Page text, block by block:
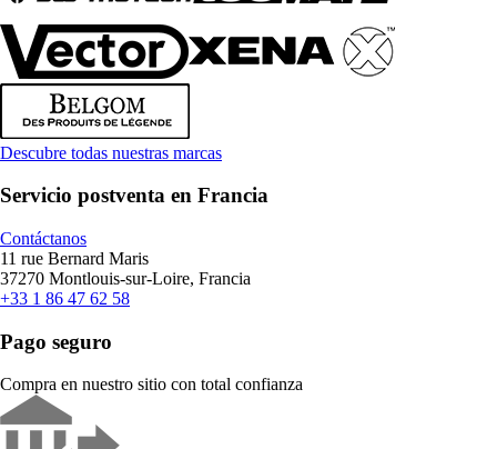
Descubre todas nuestras marcas
Servicio postventa en Francia
Contáctanos
11 rue Bernard Maris
37270 Montlouis-sur-Loire, Francia
+33 1 86 47 62 58
Pago seguro
Compra en nuestro sitio con total confianza